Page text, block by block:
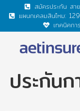
สมัครประกัน ส
แผนกเคลมสินไหม:
เทคนิคก
ประกันก